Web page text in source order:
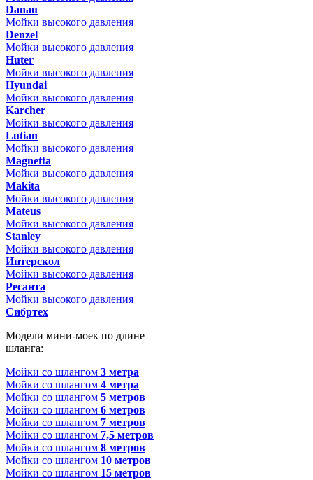
Danau
Мойки высокого давления
Denzel
Мойки высокого давления
Huter
Мойки высокого давления
Hyundai
Мойки высокого давления
Karcher
Мойки высокого давления
Lutian
Мойки высокого давления
Magnetta
Мойки высокого давления
Makita
Мойки высокого давления
Mateus
Мойки высокого давления
Stanley
Мойки высокого давления
Интерскол
Мойки высокого давления
Ресанта
Мойки высокого давления
Сибртех
Модели мини-моек по длине
шланга:
Мойки со шлангом 3 метра
Мойки со шлангом 4 метра
Мойки со шлангом 5 метров
Мойки со шлангом 6 метров
Мойки со шлангом 7 метров
Мойки со шлангом 7,5 метров
Мойки со шлангом 8 метров
Мойки со шлангом 10 метров
Мойки со шлангом 15 метров